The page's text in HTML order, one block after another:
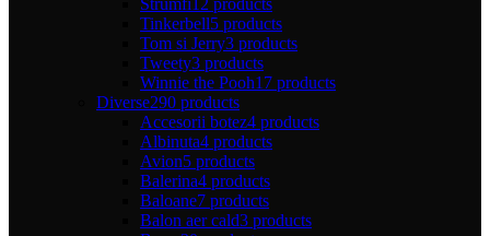
Strumfi12 products
Tinkerbell5 products
Tom si Jerry3 products
Tweety3 products
Winnie the Pooh17 products
Diverse290 products
Accesorii botez4 products
Albinuta4 products
Avion5 products
Balerina4 products
Baloane7 products
Balon aer cald3 products